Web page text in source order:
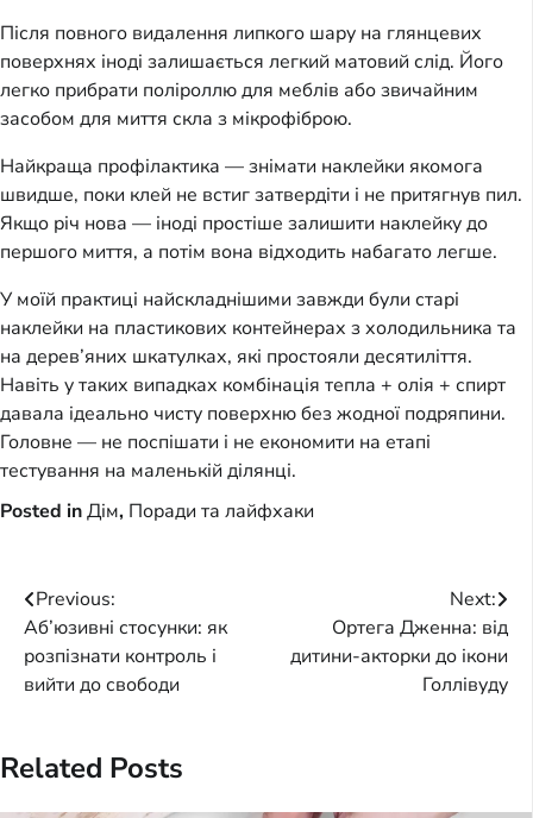
Після повного видалення липкого шару на глянцевих
поверхнях іноді залишається легкий матовий слід. Його
легко прибрати поліроллю для меблів або звичайним
засобом для миття скла з мікрофіброю.
Найкраща профілактика — знімати наклейки якомога
швидше, поки клей не встиг затвердіти і не притягнув пил.
Якщо річ нова — іноді простіше залишити наклейку до
першого миття, а потім вона відходить набагато легше.
У моїй практиці найскладнішими завжди були старі
наклейки на пластикових контейнерах з холодильника та
на дерев’яних шкатулках, які простояли десятиліття.
Навіть у таких випадках комбінація тепла + олія + спирт
давала ідеально чисту поверхню без жодної подряпини.
Головне — не поспішати і не економити на етапі
тестування на маленькій ділянці.
Posted inДім, Поради та лайфхаки
Post
navigation
Previous:
Аб’юзивні стосунки: як
розпізнати контроль і
вийти до свободи
Next:
Ортега Дженна: від
дитини-акторки до ікони
Голлівуду
Related Posts